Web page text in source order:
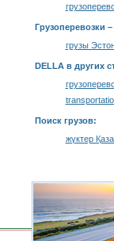
Грузоперевозки –
грузы
DELLA в других
Поиск грузов:
жүктер